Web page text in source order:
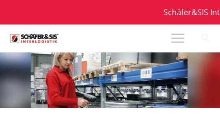
springen
Schäfer&SIS